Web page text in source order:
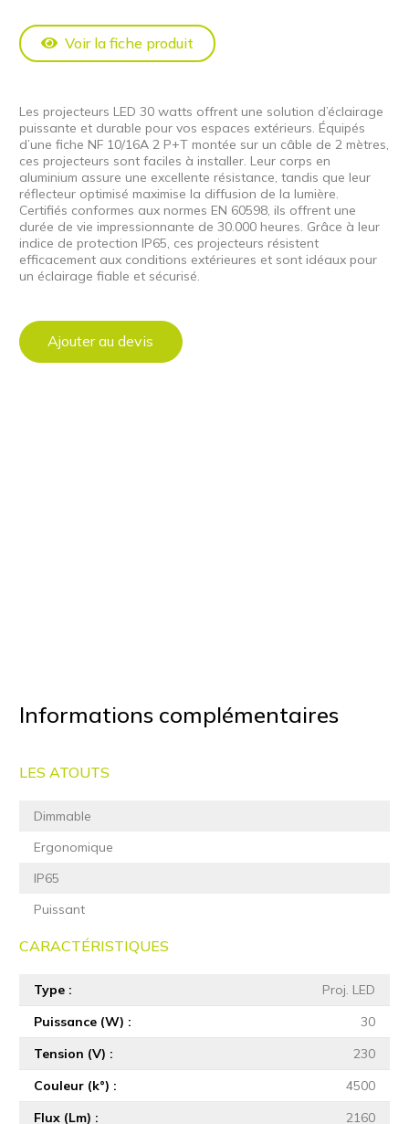
Voir la fiche produit
Les projecteurs LED 30 watts offrent une solution d’éclairage
puissante et durable pour vos espaces extérieurs. Équipés
d’une fiche NF 10/16A 2 P+T montée sur un câble de 2 mètres,
ces projecteurs sont faciles à installer. Leur corps en
aluminium assure une excellente résistance, tandis que leur
réflecteur optimisé maximise la diffusion de la lumière.
Certifiés conformes aux normes EN 60598, ils offrent une
durée de vie impressionnante de 30.000 heures. Grâce à leur
indice de protection IP65, ces projecteurs résistent
efficacement aux conditions extérieures et sont idéaux pour
un éclairage fiable et sécurisé.
Ajouter au devis
Informations complémentaires
LES ATOUTS
Dimmable
Ergonomique
IP65
Puissant
CARACTÉRISTIQUES
Type
Proj. LED
Puissance (W)
30
Tension (V)
230
Couleur (k°)
4500
Flux (Lm)
2160